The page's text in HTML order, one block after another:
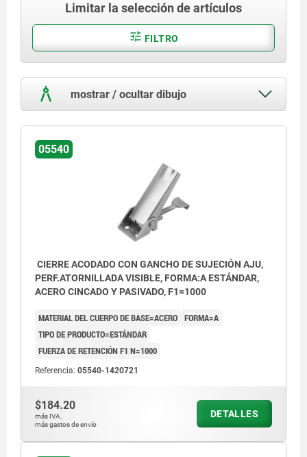
Limitar la selección de artículos
FILTRO
mostrar / ocultar dibujo
05540
CIERRE ACODADO CON GANCHO DE SUJECIÓN AJU,
PERF.ATORNILLADA VISIBLE, FORMA:A ESTÁNDAR,
ACERO CINCADO Y PASIVADO, F1=1000
MATERIAL DEL CUERPO DE BASE=ACERO FORMA=A
TIPO DE PRODUCTO=ESTÁNDAR
FUERZA DE RETENCIÓN F1 N=1000
Referencia: 05540-1420721
$184.20
más IVA.
más gastos de envío
DETALLES